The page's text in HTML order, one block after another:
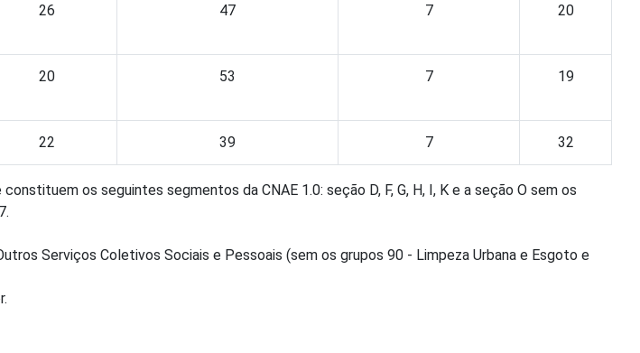
26 47 7 20
20 53 7 19
22 39 7 32
os seguintes segmentos da CNAE 1.0: seção D, F, G, H, I, K e a seção O sem os
Serviços Coletivos Sociais e Pessoais (sem os grupos 90 - Limpeza Urbana e Esgoto e